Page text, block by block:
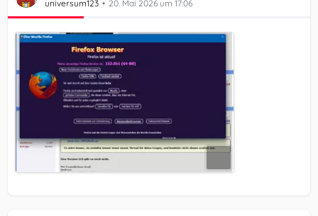
universum123 20. Mai 2026 um 17:06